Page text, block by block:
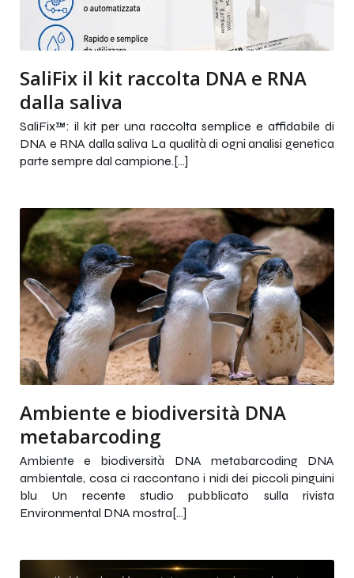
SaliFix il kit raccolta DNA e RNA
dalla saliva
SaliFix™: il kit per una raccolta semplice e affidabile di
DNA e RNA dalla saliva La qualità di ogni analisi genetica
parte sempre dal campione.[…]
Ambiente e biodiversità DNA
metabarcoding
Ambiente e biodiversità DNA metabarcoding DNA
ambientale, cosa ci raccontano i nidi dei piccoli pinguini
blu Un recente studio pubblicato sulla rivista
Environmental DNA mostra[…]